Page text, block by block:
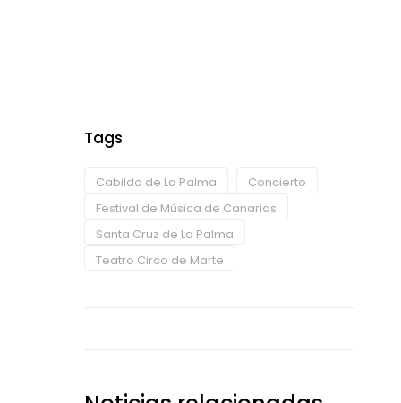
Tags
Cabildo de La Palma
Concierto
Festival de Música de Canarias
Santa Cruz de La Palma
Teatro Circo de Marte